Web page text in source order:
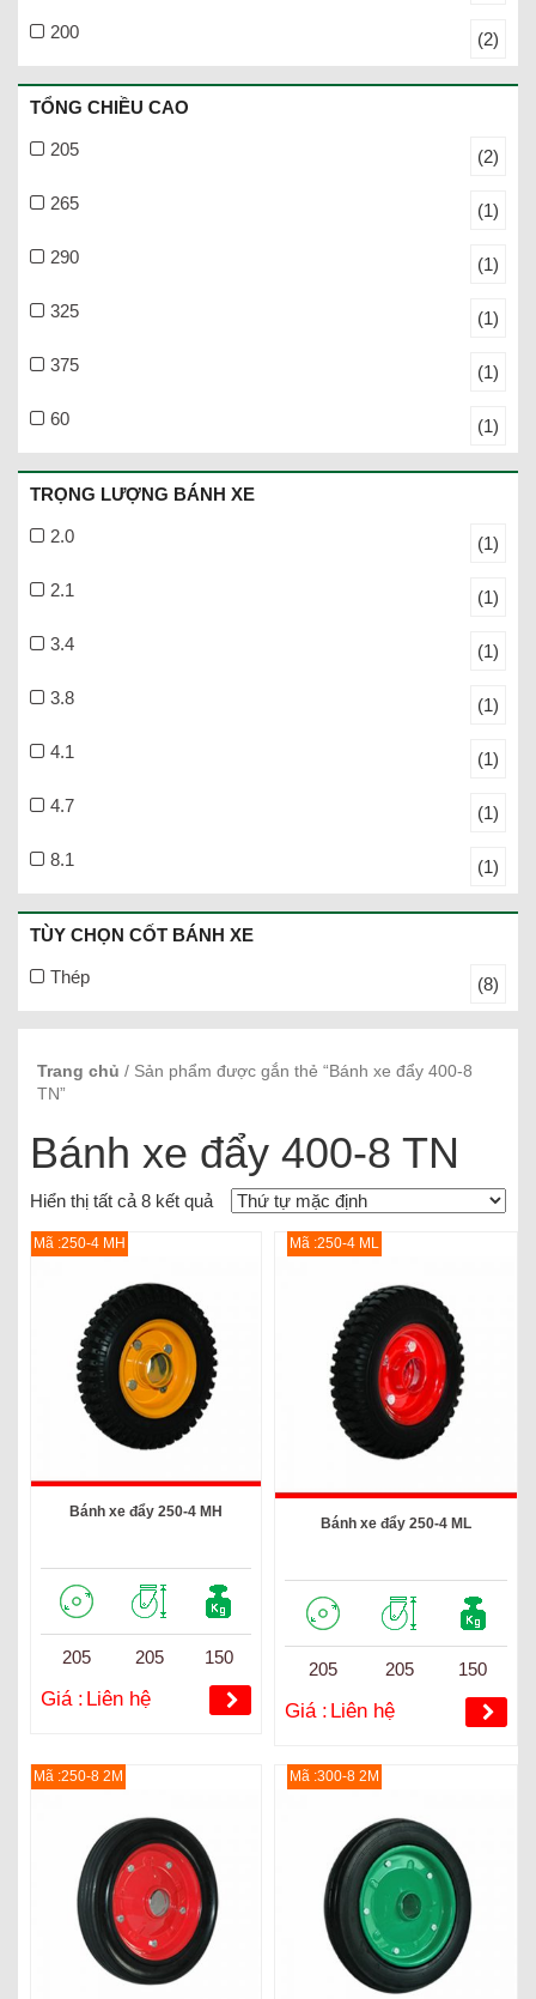
200 (2)
TỔNG CHIỀU CAO
205 (2)
265 (1)
290 (1)
325 (1)
375 (1)
60 (1)
TRỌNG LƯỢNG BÁNH XE
2.0 (1)
2.1 (1)
3.4 (1)
3.8 (1)
4.1 (1)
4.7 (1)
8.1 (1)
TÙY CHỌN CỐT BÁNH XE
Thép (8)
Trang chủ / Sản phẩm được gắn thẻ “Bánh xe đẩy 400-8
TN”
Bánh xe đẩy 400-8 TN
Hiển thị tất cả 8 kết quả
Mã :250-4 MH
Bánh xe đẩy 250-4 MH
205 205 150
Giá : Liên hệ
Mã :250-4 ML
Bánh xe đẩy 250-4 ML
205 205 150
Giá : Liên hệ
Mã :250-8 2M Mã :300-8 2M